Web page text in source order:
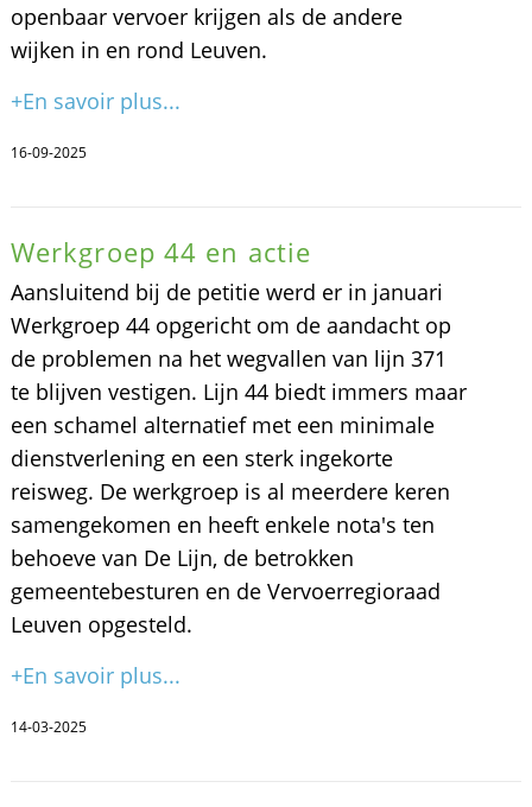
openbaar vervoer krijgen als de andere
wijken in en rond Leuven.
+En savoir plus...
16-09-2025
Werkgroep 44 en actie
Aansluitend bij de petitie werd er in januari
Werkgroep 44 opgericht om de aandacht op
de problemen na het wegvallen van lijn 371
te blijven vestigen. Lijn 44 biedt immers maar
een schamel alternatief met een minimale
dienstverlening en een sterk ingekorte
reisweg. De werkgroep is al meerdere keren
samengekomen en heeft enkele nota's ten
behoeve van De Lijn, de betrokken
gemeentebesturen en de Vervoerregioraad
Leuven opgesteld.
+En savoir plus...
14-03-2025